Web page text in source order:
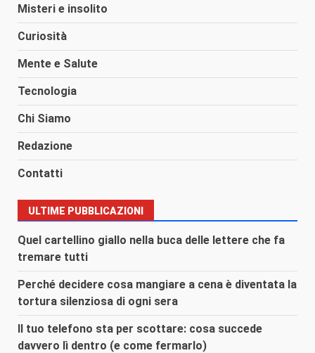
Misteri e insolito
Curiosità
Mente e Salute
Tecnologia
Chi Siamo
Redazione
Contatti
ULTIME PUBBLICAZIONI
Quel cartellino giallo nella buca delle lettere che fa
tremare tutti
Perché decidere cosa mangiare a cena è diventata la
tortura silenziosa di ogni sera
Il tuo telefono sta per scottare: cosa succede
davvero lì dentro (e come fermarlo)